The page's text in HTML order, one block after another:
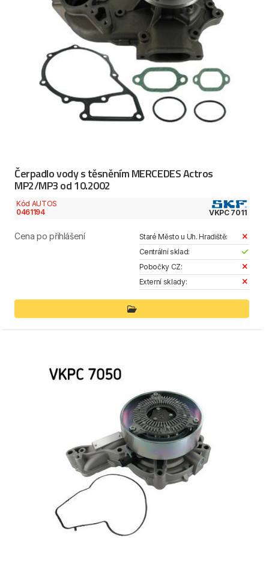
Čerpadlo vody s těsněním MERCEDES Actros
MP2/MP3 od 10.2002
Kód AUTOS
0461194
VKPC 7011
Cena po přihlášení
Staré Město u Uh. Hradiště:
Centrální sklad:
Pobočky CZ:
Externí sklady: